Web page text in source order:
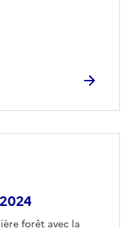
forêt avec la